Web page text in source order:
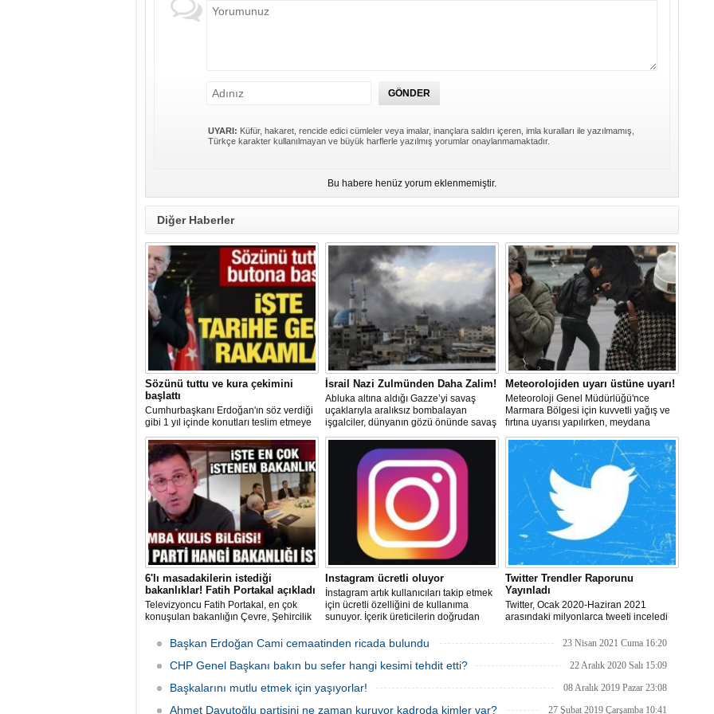
UYARI: Küfür, hakaret, rencide edici cümleler veya imalar, inançlara saldırı içeren, imla kuralları ile yazılmamış,
Türkçe karakter kullanılmayan ve büyük harflerle yazılmış yorumlar onaylanmamaktadır.
Bu habere henüz yorum eklenmemiştir.
Diğer Haberler
Sözünü tuttu ve kura çekimini
başlattı
Cumhurbaşkanı Erdoğan'ın söz verdiği
gibi 1 yıl içinde konutları teslim etmeye
başlayan AK Parti hükümeti, 2 ayda 76
bin konut teslim etti. Yılsonuna kadar
200 bin konutun teslim edilmesi
hedefleniyor.
İsrail Nazi Zulmünden Daha Zalim!
Abluka altına aldığı Gazze’yi savaş
uçaklarıyla aralıksız bombalayan
işgalciler, dünyanın gözü önünde savaş
suçu işlerken, Nazileri aratmayan
görüntüler sergiliyorlar.
Meteorolojiden uyarı üstüne uyarı!
Meteoroloji Genel Müdürlüğü'nce
Marmara Bölgesi için kuvvetli yağış ve
fırtına uyarısı yapılırken, meydana
gelebilecek olumsuzluklara karşı
dikkatli olunması istendi.
6'lı masadakilerin istediği
bakanlıklar! Fatih Portakal açıkladı
Televizyoncu Fatih Portakal, en çok
konuşulan bakanlığın Çevre, Şehircilik
söyledi.
Instagram ücretli oluyor
İnstagram artık kullanıcıları takip etmek
için ücretli özelliğini de kullanıma
sunuyor. İçerik üreticilerin doğrudan
abonelik sistemi, ülkemizdeki Instagram
Twitter Trendler Raporunu
Yayınladı
Twitter, Ocak 2020-Haziran 2021
arasındaki milyonlarca tweeti inceledi
yaptığı hakkında daha fazla bilgi
2018- Aralık 2019) tweetleriyle
Başkan Erdoğan Cami cemaatinden ricada bulundu 23 Nisan 2021 Cuma 16:20
CHP Genel Başkanı bakın bu sefer hangi kesimi tehdit etti? 22 Aralık 2020 Salı 15:09
Başkalarını mutlu etmek için yaşıyorlar! 08 Aralık 2019 Pazar 23:08
Ahmet Davutoğlu partisini ne zaman kuruyor kadroda kimler var? 27 Şubat 2019 Çarşamba 10:41